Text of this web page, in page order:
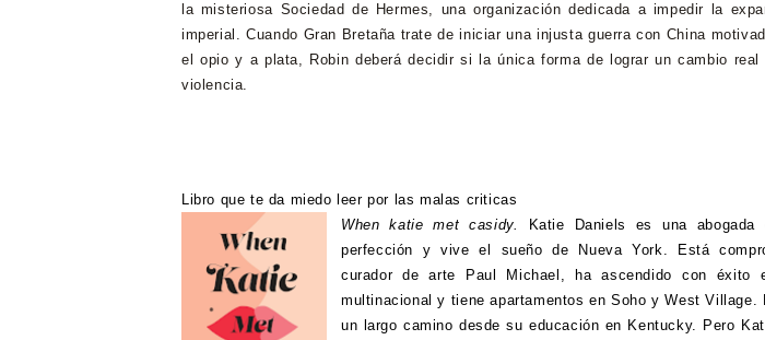
la misteriosa Sociedad de Hermes, una organización dedicada a impedir la
imperial. Cuando Gran Bretaña trate de iniciar una injusta guerra con China
el opio y a plata, Robin deberá decidir si la única forma de lograr un cambio
violencia.
Libro que te da miedo leer por las malas criticas
When katie met casidy.
Katie Daniels es una
perfección y vive el sueño de Nueva York. Está
curador de arte Paul Michael, ha ascendido con éxito
multinacional y tiene apartamentos en Soho y West Village.
un largo camino desde su educación en Kentucky. Pero